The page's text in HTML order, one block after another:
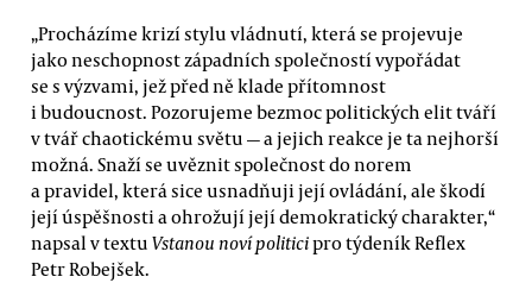
„Procházíme krizí stylu vládnutí, která se projevuje
jako neschopnost západních společností vypořádat
se s výzvami, jež před ně klade přítomnost
i budoucnost. Pozorujeme bezmoc politických elit tváří
v tvář chaotickému světu — a jejich reakce je ta nejhorší
možná. Snaží se uvěznit společnost do norem
a pravidel, která sice usnadňuji její ovládání, ale škodí
její úspěšnosti a ohrožují její demokratický charakter,“
napsal v textu Vstanou noví politicipro týdeník Reflex
Petr Robejšek.